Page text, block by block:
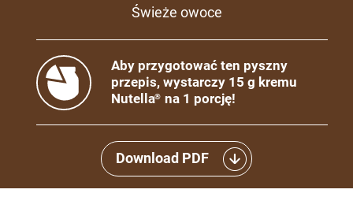
Świeże owoce
Aby przygotować ten pyszny
przepis, wystarczy 15 g kremu
Nutella® na 1 porcję!
Download PDF